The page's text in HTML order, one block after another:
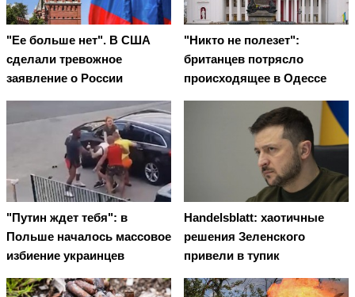
"Ее больше нет". В США
сделали тревожное
заявление о России
"Никто не полезет":
британцев потрясло
происходящее в Одессе
"Путин ждет тебя": в
Польше началось массовое
избиение украинцев
Handelsblatt: хаотичные
решения Зеленского
привели в тупик